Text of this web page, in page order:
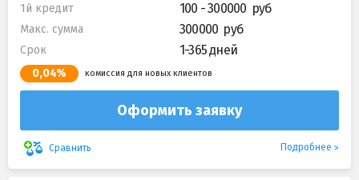
1й кредит 100 - 300000
Макс. сумма 300000
Срок 1-365 дней
0,04% комиссия для новых клиентов
Оформить заявку
Сравнить Подробнее